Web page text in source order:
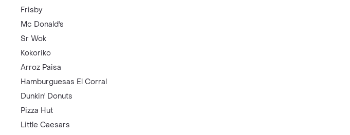
Frisby
Mc Donald's
Sr Wok
Kokoriko
Arroz Paisa
Hamburguesas El Corral
Dunkin' Donuts
Pizza Hut
Little Caesars